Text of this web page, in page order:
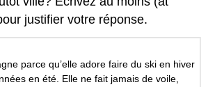
justifier votre réponse.
parce qu’elle adore faire du ski en hiver
en été. Elle ne fait jamais de voile,